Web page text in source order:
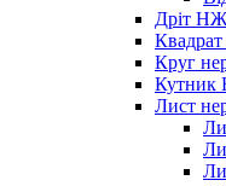
Дріт НЖ
Круг
Лист